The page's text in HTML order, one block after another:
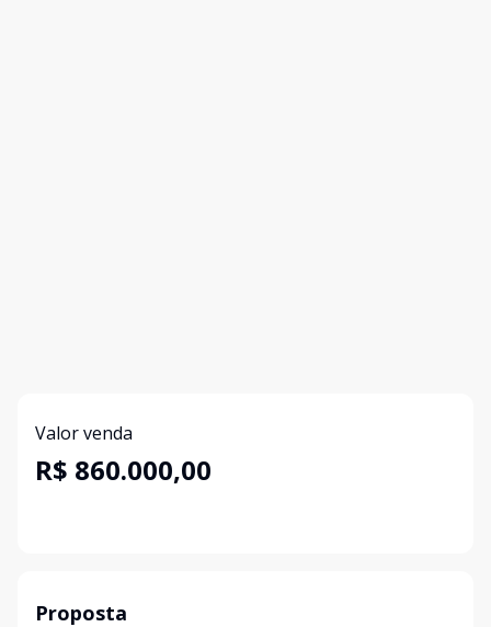
Valor venda
R$ 860.000,00
Proposta